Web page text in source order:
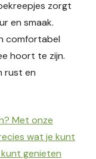
zorgt
en smaak.
comfortabel
hoort te zijn.
rust en
Met onze
wat je kunt
genieten